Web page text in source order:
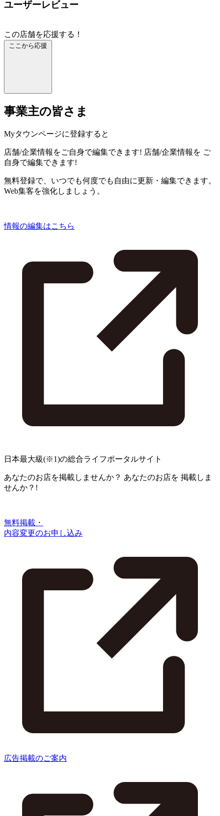
ユーザーレビュー
この店舗を応援する！
ここから応援
事業主の皆さま
Myタウンページに登録すると
店舗/企業情報をご自身で編集できます! 店舗/企業情報を ご
自身で編集できます!
無料登録で、いつでも何度でも自由に更新・編集できます。
Web集客を強化しましょう。
情報の編集はこちら
日本最大級(※1)の総合ライフポータルサイト
あなたのお店を掲載しませんか？ あなたのお店を 掲載しま
せんか？!
無料掲載・
内容変更のお申し込み
広告掲載のご案内